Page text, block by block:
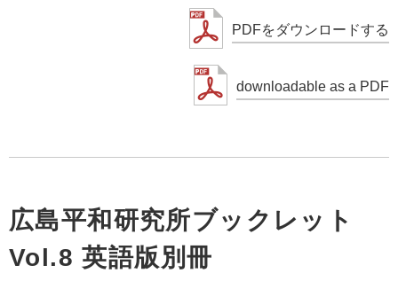
PDFをダウンロードする
downloadable as a PDF
広島平和研究所ブックレット
Vol.8 英語版別冊